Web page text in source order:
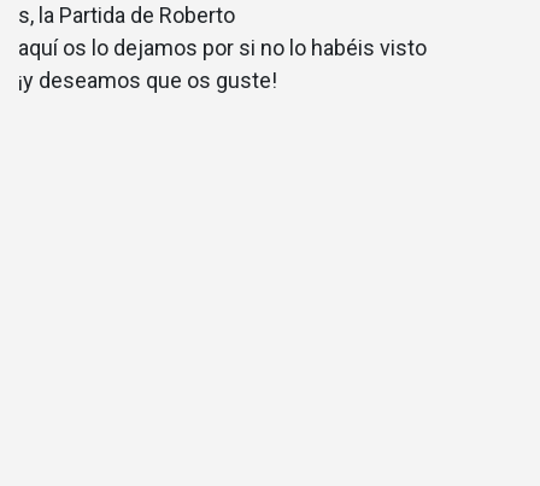
s, la Partida de Roberto
aquí os lo dejamos por si no lo habéis visto
¡y deseamos que os guste!